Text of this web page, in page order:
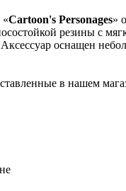
«Cartoon's Personages»
резины с
Аксессуар оснащен
в нашем